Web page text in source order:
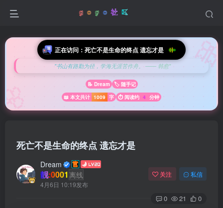
正在访问：死亡不是生命的终点 遗忘才是
💫 今日箴言
"书山有路勤为径，学海无涯苦作舟。 —— 韩愈"
📝 Dream
🏷️ 随手记
📖 本文共计 1009 字 ⏱️ 阅读约 4 分钟
死亡不是生命的终点 遗忘才是
Dream
靓:0001 离线
4月6日 10:19发布
关注 私信
0 21 0